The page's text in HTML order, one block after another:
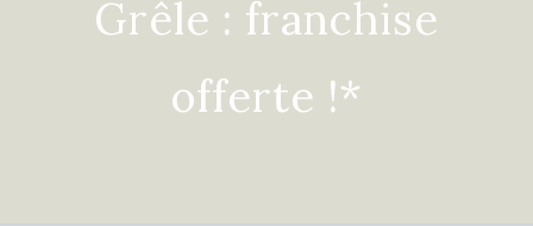
Grêle : franchise
offerte !*